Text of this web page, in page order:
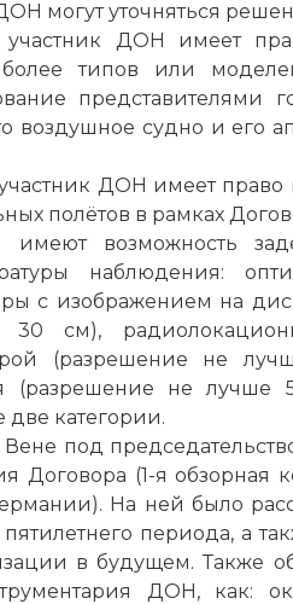
могут уточняться
ДОН имеет
типов или
представителями
воздушное судно и его
ДОН имеет
полётов в рамках
имеют возможность
наблюдения:
с изображением на
см),
(разрешение не
(разрешение не лучше
две категории.
Вене под
Договора (1-я обзорная
На ней было
периода, а
в будущем. Также
ДОН, как: